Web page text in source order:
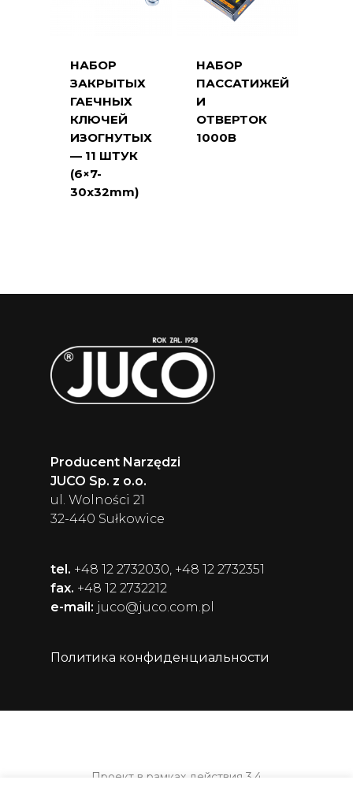
НАБОР
ЗАКРЫТЫХ
ГАЕЧНЫХ
КЛЮЧЕЙ
ИЗОГНУТЫХ
— 11 ШТУК
(6×7-
30x32mm)
НАБОР
ПАССАТИЖЕЙ
И
ОТВЕРТОК
1000В
Producent Narzędzi
JUCO Sp. z o.o.
ul. Wolności 21
32-440 Sułkowice
tel. +48 12 2732030, +48 12 2732351
fax. +48 12 2732212
e-mail: juco@juco.com.pl
Политика конфиденциальности
Проект в рамках действия 3.4